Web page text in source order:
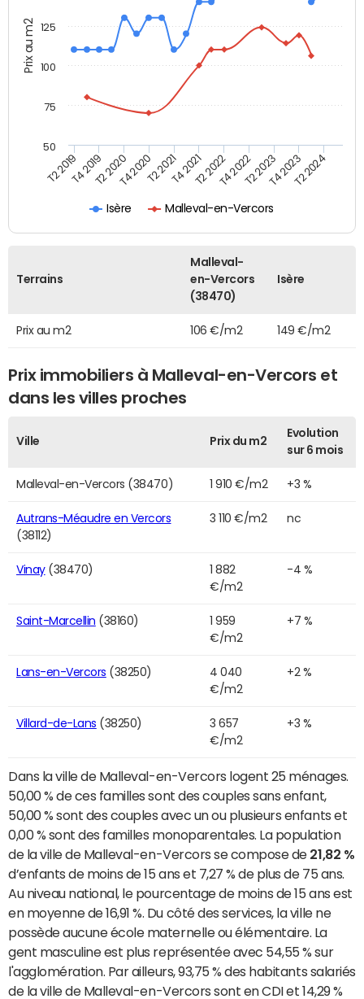
Prix au m2
Isère Malleval-en-Vercors
T2 2019T4 2019T2 2020T4 2020T2 2021T4 2021T2 2022T4 2022T2 2023T4 2023T2 2024
50
75
100
125
Terrains
Malleval-
en-Vercors
(38470)
Isère
Prix au m2 106 €/m2 149 €/m2
Prix immobiliers à Malleval-en-Vercors et
dans les villes proches
Ville Prix du m2
Evolution
sur 6 mois
Malleval-en-Vercors (38470) 1 910 €/m2 +3 %
Autrans-Méaudre en Vercors
(38112)
3 110 €/m2 nc
Vinay(38470)
1 882
€/m2
-4 %
Saint-Marcellin (38160)
1 959
€/m2
+7 %
Lans-en-Vercors (38250)
4 040
€/m2
+2 %
Villard-de-Lans (38250)
3 657
€/m2
+3 %
Dans la ville de Malleval-en-Vercors logent 25 ménages.
50,00 % de ces familles sont des couples sans enfant,
50,00 % sont des couples avec un ou plusieurs enfants et
0,00 % sont des familles monoparentales. La population
de la ville de Malleval-en-Vercors se compose de 21,82 %
d’enfants de moins de 15 ans et 7,27 % de plus de 75 ans.
Au niveau national, le pourcentage de moins de 15 ans est
en moyenne de 16,91 %. Du côté des services, la ville ne
possède aucune école maternelle ou élémentaire. La
gent masculine est plus représentée avec 54,55 % sur
l'agglomération. Par ailleurs, 93,75 % des habitants salariés
de la ville de Malleval-en-Vercors sont en CDI et 14,29 %